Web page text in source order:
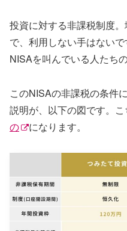
投資に対する非課税制度
で、利用しない手はない
NISAを叫んでいる人たちの
このNISAの非課税の条件
説明が、以下の図です。こ
の
になります。